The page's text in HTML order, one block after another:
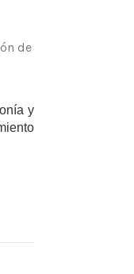
de
y